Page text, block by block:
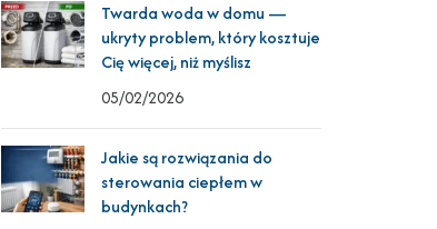
Twarda woda w domu —
ukryty problem, który kosztuje
Cię więcej, niż myślisz
05/02/2026
Jakie są rozwiązania do
sterowania ciepłem w
budynkach?